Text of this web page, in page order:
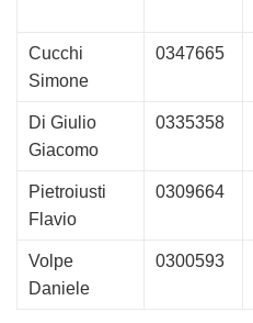
Cucchi
Simone
0347665
Di Giulio
Giacomo
0335358
Pietroiusti
Flavio
0309664
Volpe
Daniele
0300593